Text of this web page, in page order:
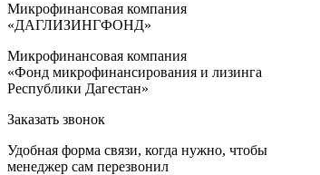
Микрофинансовая компания
«ДАГЛИЗИНГФОНД»
Микрофинансовая компания
«Фонд микрофинансирования и лизинга
Республики Дагестан»
Заказать звонок
Удобная форма связи, когда нужно, чтобы
менеджер сам перезвонил